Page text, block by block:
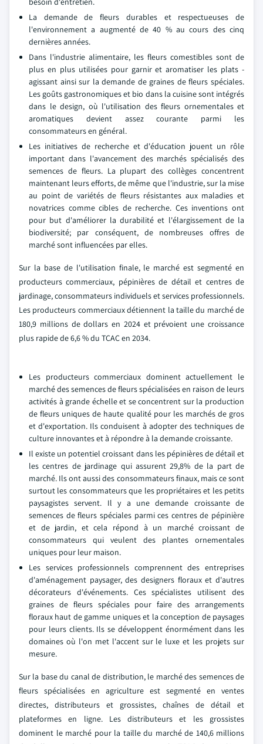
La demande de fleurs durables et respectueuses de
l'environnement a augmenté de 40 % au cours des cinq
dernières années.
Dans l'industrie alimentaire, les fleurs comestibles sont de
plus en plus utilisées pour garnir et aromatiser les plats -
agissant ainsi sur la demande de graines de fleurs spéciales.
Les goûts gastronomiques et bio dans la cuisine sont intégrés
dans le design, où l'utilisation des fleurs ornementales et
aromatiques devient assez courante parmi les
consommateurs en général.
Les initiatives de recherche et d'éducation jouent un rôle
important dans l'avancement des marchés spécialisés des
semences de fleurs. La plupart des collèges concentrent
maintenant leurs efforts, de même que l'industrie, sur la mise
au point de variétés de fleurs résistantes aux maladies et
novatrices comme cibles de recherche. Ces inventions ont
pour but d'améliorer la durabilité et l'élargissement de la
biodiversité; par conséquent, de nombreuses offres de
marché sont influencées par elles.
Sur la base de l'utilisation finale, le marché est segmenté en
producteurs commerciaux, pépinières de détail et centres de
jardinage, consommateurs individuels et services professionnels.
Les producteurs commerciaux détiennent la taille du marché de
180,9 millions de dollars en 2024 et prévoient une croissance
plus rapide de 6,6 % du TCAC en 2034.
Les producteurs commerciaux dominent actuellement le
marché des semences de fleurs spécialisées en raison de leurs
activités à grande échelle et se concentrent sur la production
de fleurs uniques de haute qualité pour les marchés de gros
et d'exportation. Ils conduisent à adopter des techniques de
culture innovantes et à répondre à la demande croissante.
Il existe un potentiel croissant dans les pépinières de détail et
les centres de jardinage qui assurent 29,8% de la part de
marché. Ils ont aussi des consommateurs finaux, mais ce sont
surtout les consommateurs que les propriétaires et les petits
paysagistes servent. Il y a une demande croissante de
semences de fleurs spéciales parmi ces centres de pépinière
et de jardin, et cela répond à un marché croissant de
consommateurs qui veulent des plantes ornementales
uniques pour leur maison.
Les services professionnels comprennent des entreprises
d'aménagement paysager, des designers floraux et d'autres
décorateurs d'événements. Ces spécialistes utilisent des
graines de fleurs spéciales pour faire des arrangements
floraux haut de gamme uniques et la conception de paysages
pour leurs clients. Ils se développent énormément dans les
domaines où l'on met l'accent sur le luxe et les projets sur
mesure.
Sur la base du canal de distribution, le marché des semences de
fleurs spécialisées en agriculture est segmenté en ventes
directes, distributeurs et grossistes, chaînes de détail et
plateformes en ligne. Les distributeurs et les grossistes
dominent le marché pour la taille du marché de 140,6 millions